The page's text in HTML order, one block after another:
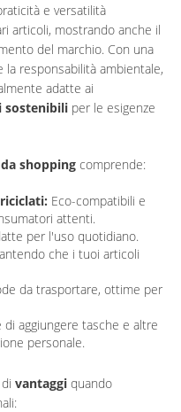
e versatilità
articoli, mostrando anche il
del marchio. Con una
responsabilità ambientale,
adatte ai
sostenibili per le esigenze
shopping comprende:
Eco-compatibili e
attenti.
per l'uso quotidiano.
che i tuoi articoli
da trasportare, ottime per
di aggiungere tasche e altre
personale.
vantaggi quando